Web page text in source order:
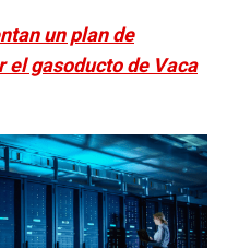
un plan de
gasoducto de Vaca